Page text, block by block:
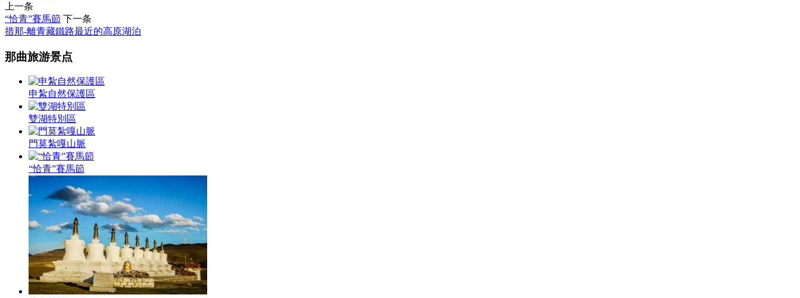
上一条
“恰青”賽馬節 下一条
措那-離青藏鐵路最近的高原湖泊
那曲旅游景点
申紮自然保護區
雙湖特別區
門莫紮嘎山脈
“恰青”賽馬節